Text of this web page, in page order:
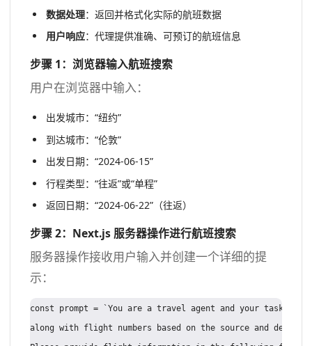
数据处理：返回并格式化实际的航班数据
用户响应：代理提供准确、可预订的航班信息
步骤 1：浏览器输入航班搜索
用户在浏览器中输入：
出发城市：“纽约”
到达城市：“伦敦”
出发日期：“2024-06-15”
行程类型：“往返”或“单程”
返回日期：“2024-06-22”（往返）
步骤 2：Next.js 服务器操作进行航班搜索
服务器操作接收用户输入并创建一个详细的提
示：
const prompt = `You are a travel agent and your task is
along with flight numbers based on the source and